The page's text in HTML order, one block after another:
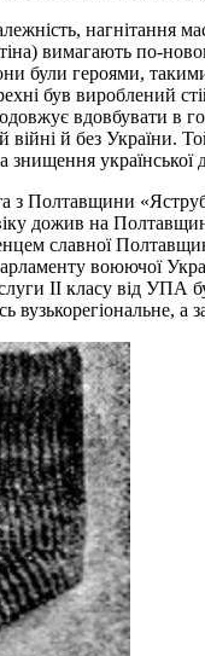
нагнітання
вимагають по-
були героями,
був вироблений
вдовбувати в
війні й без
української
з Полтавщини
дожив на
славної
воюючої
ІІ класу від
а